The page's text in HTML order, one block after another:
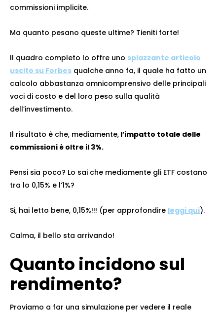
commissioni implicite.
Ma quanto pesano queste ultime? Tieniti forte!
Il quadro completo lo offre uno spiazzante articolo
uscito su Forbes qualche anno fa, il quale ha fatto un
calcolo abbastanza omnicomprensivo delle principali
voci di costo e del loro peso sulla qualità
dell’investimento.
Il risultato è che, mediamente, l’impatto totale delle
commissioni è oltre il 3%.
Pensi sia poco? Lo sai che mediamente gli ETF costano
tra lo 0,15% e l’1%?
Si, hai letto bene, 0,15%!!! (per approfondire leggi qui).
Calma, il bello sta arrivando!
Quanto incidono sul
rendimento?
Proviamo a far una simulazione per vedere il reale